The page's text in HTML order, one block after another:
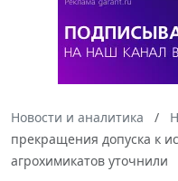
Новости и аналитика
прекращения допуска к
агрохимикатов уточнили